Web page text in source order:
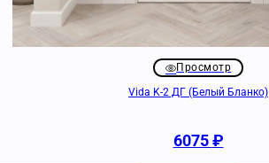
Просмотр
Vida K-2 ДГ (Белый Бланко)
6075₽